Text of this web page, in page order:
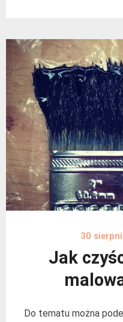
30
Jak
Do tematu można